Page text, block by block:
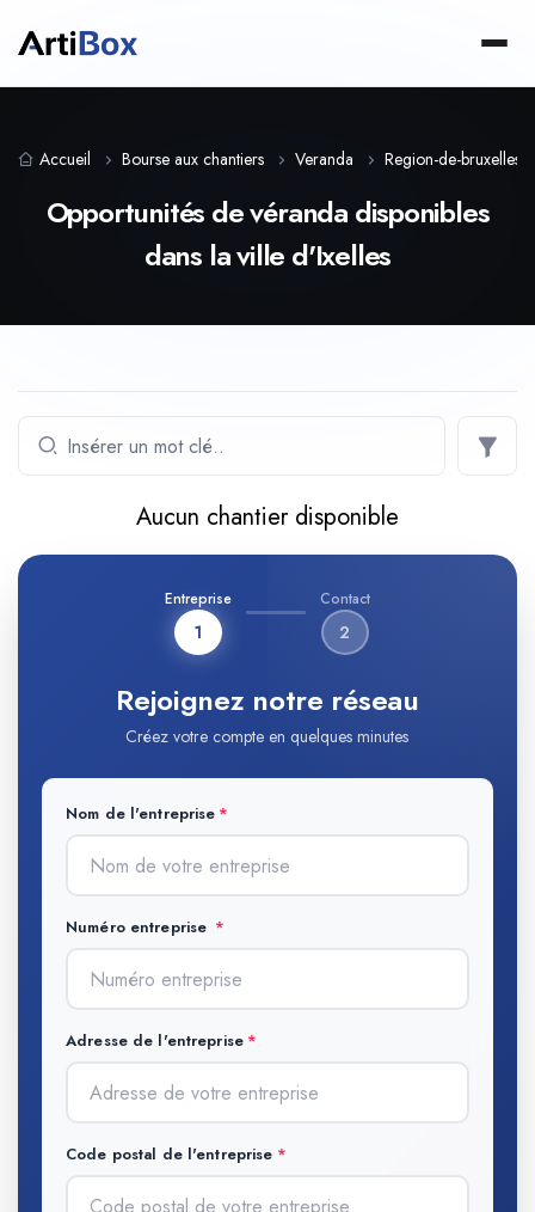
Accueil Bourse aux chantiers Veranda Region-de-bruxelles-
Opportunités de véranda disponibles
dans la ville d'Ixelles
Aucun chantier disponible
Entreprise
1
Contact
2
Rejoignez notre réseau
Créez votre compte en quelques minutes
Nom de l'entreprise
Numéro entreprise
Adresse de l'entreprise
Code postal de l'entreprise